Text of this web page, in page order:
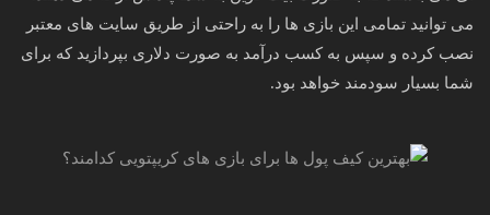
می توانید تمامی این بازی ها را به راحتی از طریق سایت های معتبر
نصب کرده و سپس به کسب درآمد به صورت دلاری بپردازید که برای
شما بسیار سودمند خواهد بود.